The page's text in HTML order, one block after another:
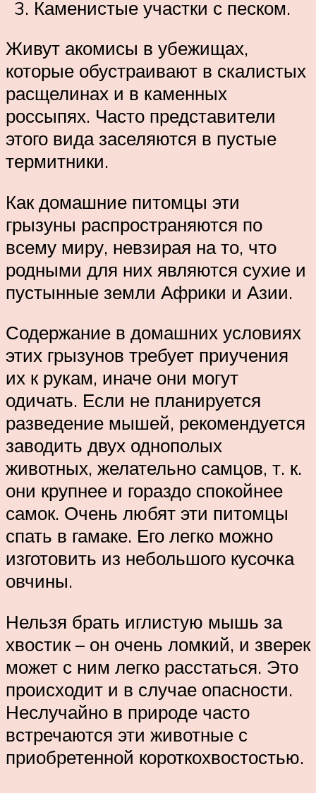
Каменистые участки с песком.
Живут акомисы в убежищах,
которые обустраивают в скалистых
расщелинах и в каменных
россыпях. Часто представители
этого вида заселяются в пустые
термитники.
Как домашние питомцы эти
грызуны распространяются по
всему миру, невзирая на то, что
родными для них являются сухие и
пустынные земли Африки и Азии.
Содержание в домашних условиях
этих грызунов требует приучения
их к рукам, иначе они могут
одичать. Если не планируется
разведение мышей, рекомендуется
заводить двух однополых
животных, желательно самцов, т. к.
они крупнее и гораздо спокойнее
самок. Очень любят эти питомцы
спать в гамаке. Его легко можно
изготовить из небольшого кусочка
овчины.
Нельзя брать иглистую мышь за
хвостик – он очень ломкий, и зверек
может с ним легко расстаться. Это
происходит и в случае опасности.
Неслучайно в природе часто
встречаются эти животные с
приобретенной короткохвостостью.